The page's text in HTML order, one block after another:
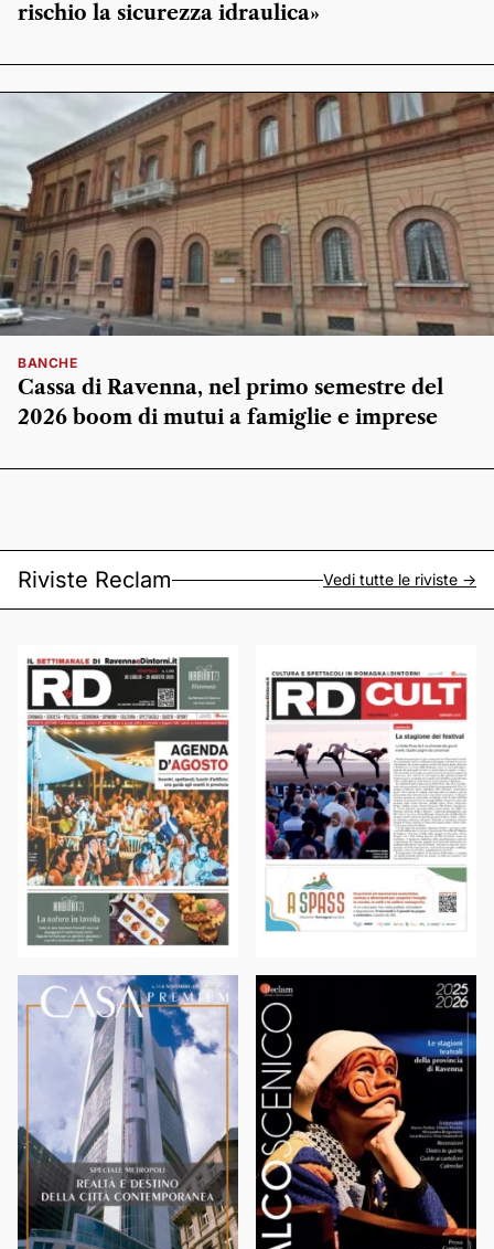
rischio la sicurezza idraulica»
BANCHE
Cassa di Ravenna, nel primo semestre del
2026 boom di mutui a famiglie e imprese
Riviste Reclam Vedi tutte le riviste ->